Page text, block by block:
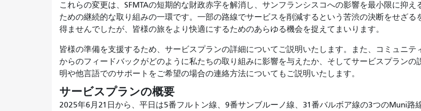
これらの変更は、SFMTAの短期的な財政赤字を解消し、サンフランシスコへの影響を最小限に抑え
ための継続的な取り組みの一環です。一部の路線でサービスを削減するという苦渋の決断をせざる
得ませんでしたが、皆様の旅をより快適にするためのあらゆる機会を捉えてまいります。
皆様の準備を支援するため、サービスプランの詳細についてご説明いたします。また、コミュニテ
からのフィードバックがどのように私たちの取り組みに影響を与えたか、そしてサービスプランの
明や他言語でのサポートをご希望の場合の連絡方法についてもご説明いたします。
サービスプランの概要
2025年6月21日から、平日は5番フルトン線、9番サンブルーノ線、31番バルボア線の3つのMuni路